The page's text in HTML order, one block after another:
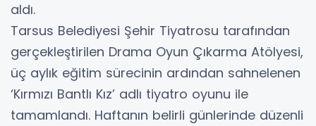
aldı.
Tarsus Belediyesi Şehir Tiyatrosu tarafından
gerçekleştirilen Drama Oyun Çıkarma Atölyesi,
üç aylık eğitim sürecinin ardından sahnelenen
‘Kırmızı Bantlı Kız’ adlı tiyatro oyunu ile
tamamlandı. Haftanın belirli günlerinde düzenli